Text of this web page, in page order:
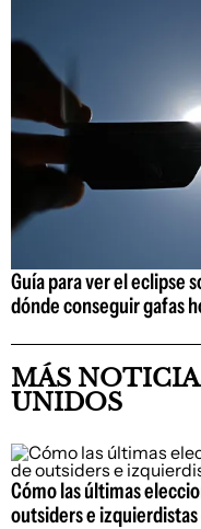
Guía para ver el eclipse
dónde conseguir gafas
MÁS
UNIDOS
Cómo las últimas
outsiders e